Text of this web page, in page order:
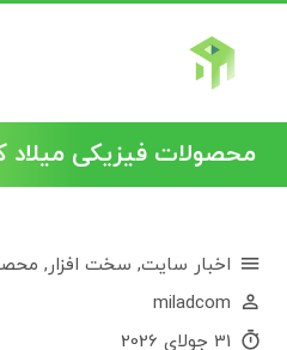
محصولات فیزیکی میلاد
اخبار سایت, سخت افزار,
miladcom
31 جولای 2026